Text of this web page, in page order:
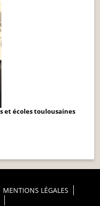
et écoles toulousaines
MENTIONS LÉGALES